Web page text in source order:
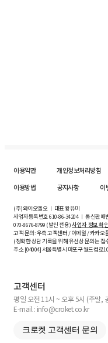
이용약관 개인정보처리방침
이용방법
공지사항 이
(주)와이오엘오 ㅣ 대표 황유미
사업자등록번호610-86-34204ㅣ 통신판매
070-8676-8799 (발신 전용)사업자 정보 확
고객 문의: 우측 고객센터 / 이메일 / 카카오
(정확한 상담 기록을 위해 유선상 문의는
주소 [04004] 서울특별시 마포구 월드컵로
고객센터
평일 오전 11시 ~ 오후 5시 (주말,
E-mail : info@croket.co.kr
크로켓 고객센터 문의